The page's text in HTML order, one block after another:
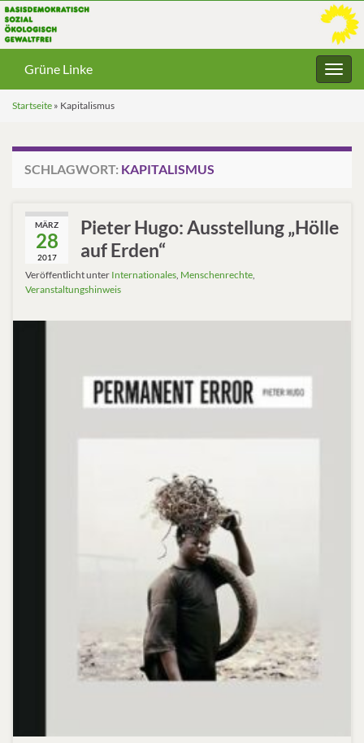
Grüne Linke
Startseite » Kapitalismus
SCHLAGWORT: KAPITALISMUS
MÄRZ
28
2017
Pieter Hugo: Ausstellung „Hölle
auf Erden“
Veröffentlicht unter Internationales Menschenrechte
Veranstaltungshinweis